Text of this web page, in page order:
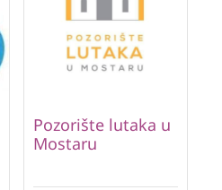
Pozorište lutaka u
Mostaru